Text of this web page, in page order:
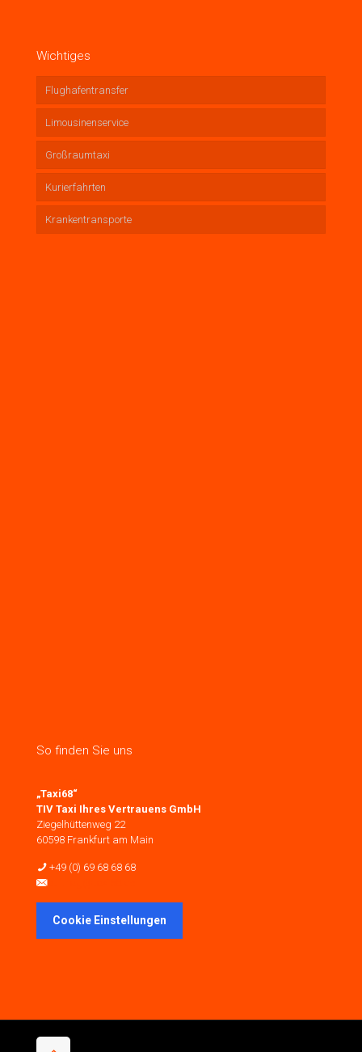
Wichtiges
Flughafentransfer
Limousinenservice
Großraumtaxi
Kurierfahrten
Krankentransporte
So finden Sie uns
„Taxi68“
TIV Taxi Ihres Vertrauens GmbH
Ziegelhüttenweg 22
60598 Frankfurt am Main
+49 (0) 69 68 68 68
auftrag@taxi68.de
Cookie Einstellungen